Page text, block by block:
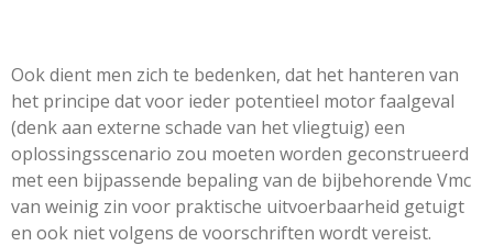
Ook dient men zich te bedenken, dat het hanteren van
het principe dat voor ieder potentieel motor faalgeval
(denk aan externe schade van het vliegtuig) een
oplossingsscenario zou moeten worden geconstrueerd
met een bijpassende bepaling van de bijbehorende Vmc
van weinig zin voor praktische uitvoerbaarheid getuigt
en ook niet volgens de voorschriften wordt vereist.